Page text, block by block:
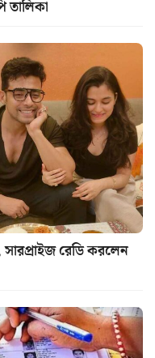
তালিকা
রেডি করলেন